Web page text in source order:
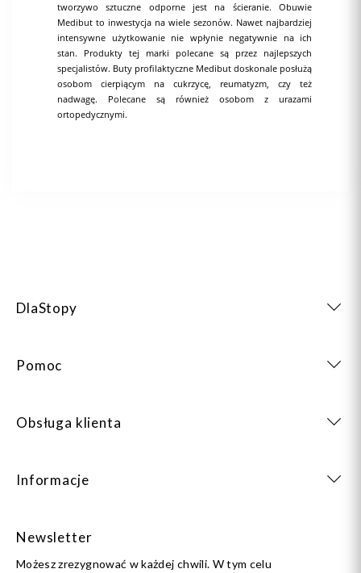
tworzywo sztuczne odporne jest na ścieranie. Obuwie
Medibut to inwestycja na wiele sezonów. Nawet najbardziej
intensywne użytkowanie nie wpłynie negatywnie na ich
stan. Produkty tej marki polecane są przez najlepszych
specjalistów. Buty profilaktyczne Medibut doskonale posłużą
osobom cierpiącym na cukrzycę, reumatyzm, czy też
nadwagę. Polecane są również osobom z urazami
ortopedycznymi.
DlaStopy
Pomoc
Obsługa klienta
Informacje
Newsletter
Możesz zrezygnować w każdej chwili. W tym celu